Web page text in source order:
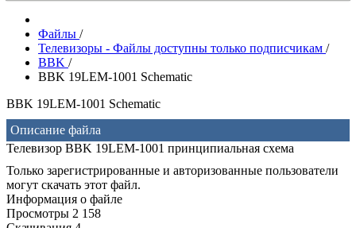
Файлы /
Телевизоры - Файлы доступны только подписчикам /
BBK /
BBK 19LEM-1001 Schematic
BBK 19LEM-1001 Schematic
Описание файла
Телевизор BBK 19LEM-1001 принципиальная схема
Только зарегистрированные и авторизованные пользователи
могут скачать этот файл.
Информация о файле
Просмотры 2 158